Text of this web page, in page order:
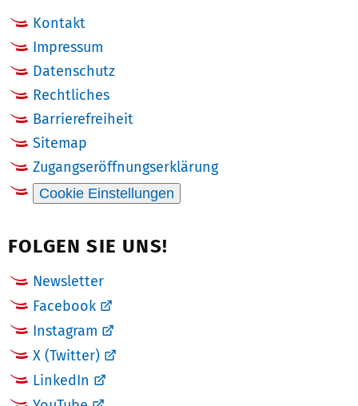
Kontakt
Impressum
Datenschutz
Rechtliches
Barrierefreiheit
Sitemap
Zugangseröffnungserklärung
Cookie Einstellungen
FOLGEN SIE UNS!
Newsletter
Facebook
Instagram
X (Twitter)
LinkedIn